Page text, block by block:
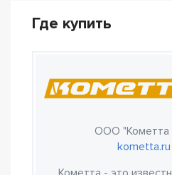
Где купить
ООО "Кометта
kometta.ru